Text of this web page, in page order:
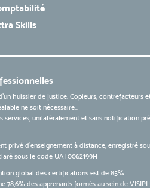
Skills
huissier de justice. Copieurs,
ne soit nécessaire...
services, unilatéralement et sans notification
privé d’enseignement à distance, enregistré
sous le code UAI 0062199H
global des certifications est de 85%.
78,6% des apprenants formés au sein de